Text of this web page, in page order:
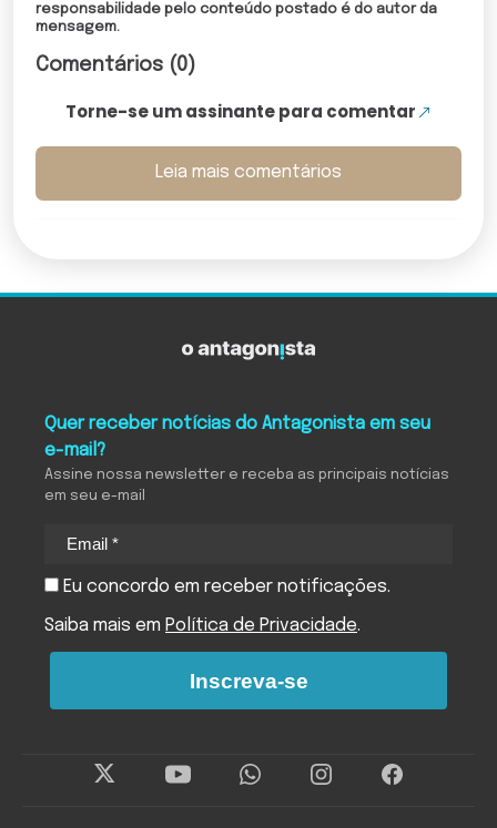
responsabilidade pelo conteúdo postado é do autor da
mensagem.
Comentários (0)
Torne-se um assinante para comentar
Leia mais comentários
Quer receber notícias do Antagonista em seu
e-mail?
Assine nossa newsletter e receba as principais notícias
em seu e-mail
Eu concordo em receber notificações.
Saiba mais em Política de Privacidade.
Inscreva-se